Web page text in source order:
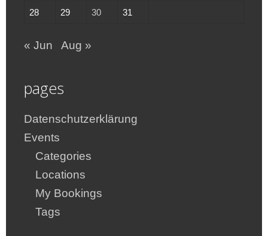
28 29 30 31
« Jun Aug »
pages
Datenschutzerklärung
Events
Categories
Locations
My Bookings
Tags